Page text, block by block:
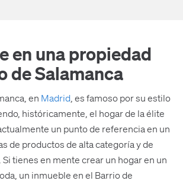
en una propiedad
de Salamanca
en Madrid , es famoso por su estilo
históricamente, el hogar de la élite
un punto de referencia en un
de productos de alta categoría y de
tienes en mente crear un hogar en un
un inmueble en el Barrio de